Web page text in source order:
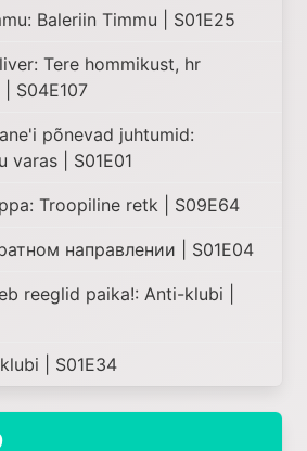
Baleriin Timmu | S01E25
Tere hommikust, hr
S04E107
põnevad juhtumid:
varas | S01E01
Troopiline retk | S09E64
направлении | S01E04
reeglid paika!: Anti-klubi |
| S01E34